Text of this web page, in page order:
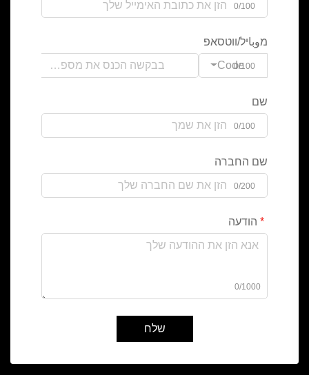
0/100
מوباיל/ווטסאפ
Code0/100
שם
0/100
שם החברה
0/200
הודעה
0/1000
שלח